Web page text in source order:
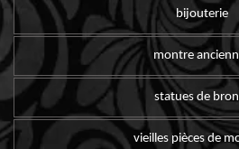
bijouterie
montre
statues de
vieilles pièces de